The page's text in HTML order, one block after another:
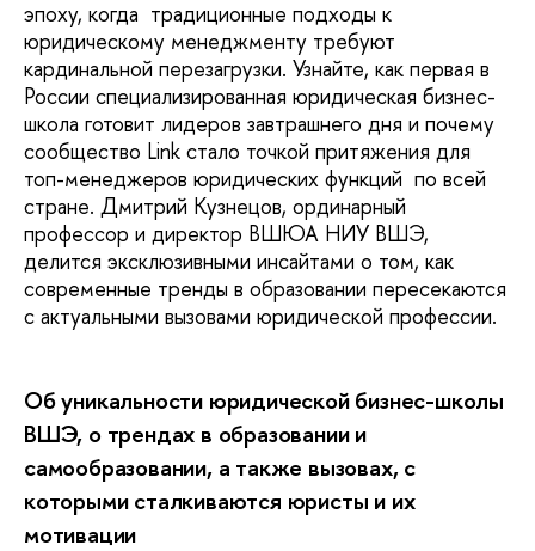
эпоху, когда традиционные подходы к
юридическому менеджменту требуют
кардинальной перезагрузки. Узнайте, как первая в
России специализированная юридическая бизнес-
школа готовит лидеров завтрашнего дня и почему
сообщество Link стало точкой притяжения для
топ-менеджеров юридических функций по всей
стране. Дмитрий Кузнецов, ординарный
профессор и директор ВШЮА НИУ ВШЭ,
делится эксклюзивными инсайтами о том, как
современные тренды в образовании пересекаются
с актуальными вызовами юридической профессии.
Об уникальности юридической бизнес-школы
ВШЭ, о трендах в образовании и
самообразовании, а также вызовах, с
которыми сталкиваются юристы и их
мотивации